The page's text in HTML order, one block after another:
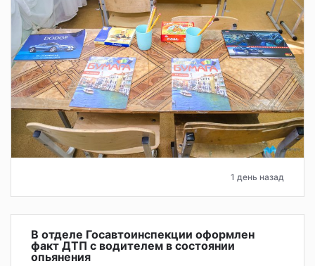
1 день назад
В отделе Госавтоинспекции оформлен
факт ДТП с водителем в состоянии
опьянения